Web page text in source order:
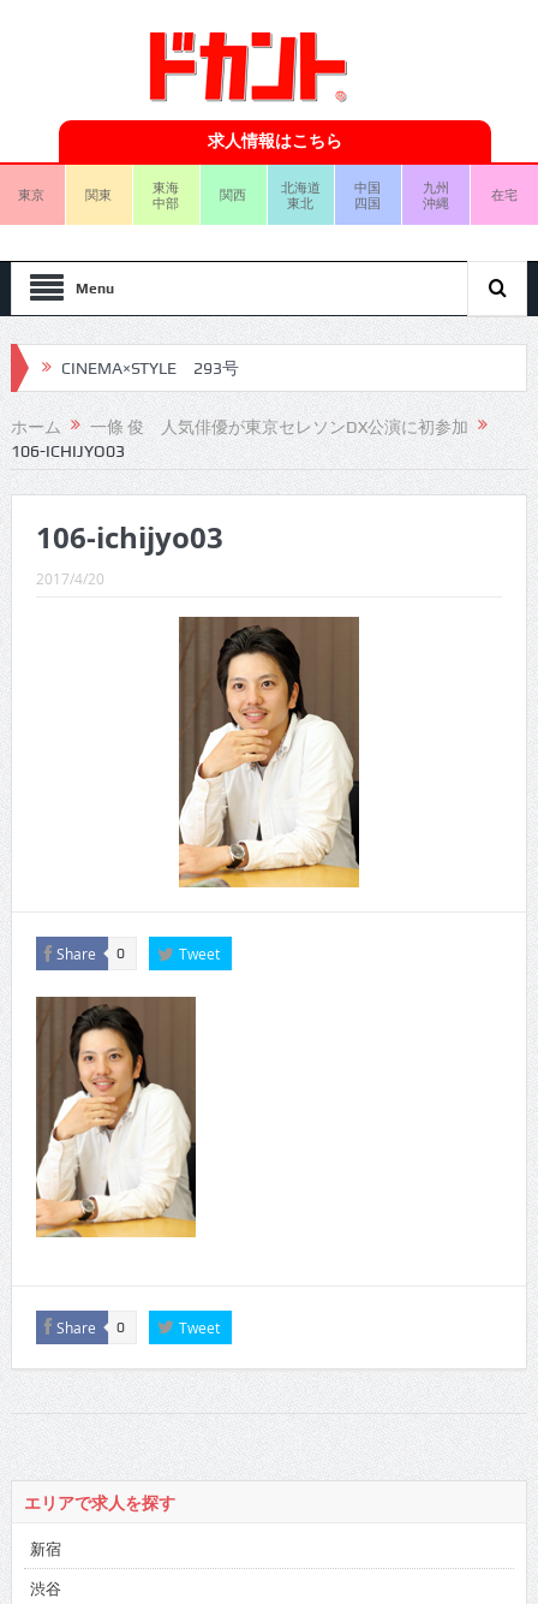
求人情報はこちら
東京 関東
東海
中部
関西
北海道
東北
中国
四国
九州
沖縄
在宅
Menu
CINEMA×STYLE 293号
CINEMA×STYLE 292号
CINEMA×STYLE 291号
CINEMA×STYLE 289号
CINEMA×STYLE 287号
CINEMA×STYLE 286号
CINEMA×STYLE 285号
CINEMA×STYLE 294号
ホーム
一條 俊 人気俳優が東京セレソンDX公演に初参加
106-ICHIJYO03
106-ichijyo03
2017/4/20
Share 0 Tweet
Share 0 Tweet
エリアで求人を探す
新宿
渋谷